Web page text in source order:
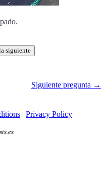
siguiente
Siguiente pregunta →
| Privacy Policy